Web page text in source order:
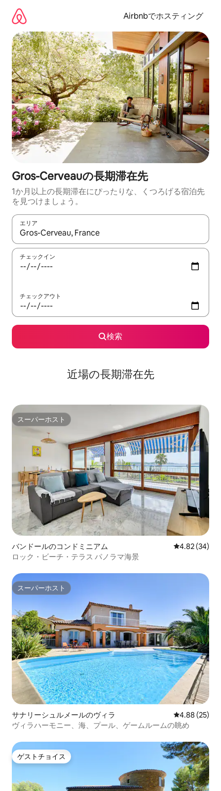
Airbnbでホスティング
Gros-Cerveauの長期滞在先
1か月以上の長期滞在にぴったりな、くつろげる宿泊先
を見つけましょう。
エリア
検索結果が表示されたら、上下の矢印キーを使って移動するか
チェックイン
チェックアウト
検索
近場の長期滞在先
スーパーホスト
スーパーホスト
バンドールのコンドミニアム レビュー34
4.82 (34)
ロック・ビーチ・テラス パノラマ海景
スーパーホスト
スーパーホスト
サナリーシュルメールのヴィラ レビュー25
4.88 (25)
ヴィラハーモニー、海、プール、ゲームルームの眺め
ゲストチョイス
ゲストチョイス